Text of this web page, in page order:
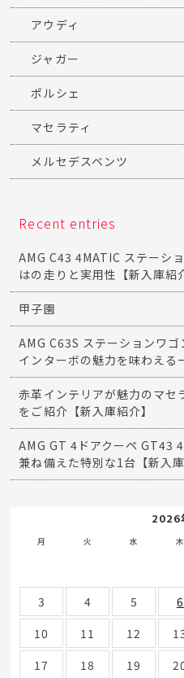
アウディ
ジャガー
ポルシェ
マセラティ
メルセデスベンツ
Recent entries
AMG C43 4MATIC ステーシ
はの走りと実用性【新入庫紹
甲子園
AMG C63S ステーションワ
インターボの魅力を味わえる
赤革インテリアが魅力のマセ
をご紹介【新入庫紹介】
AMG GT 4ドアクーペ GT43
兼ね備えた特別な1台【新入庫
2026
月 火 水 木
3
4 5 6
10
11 12
17
18 19